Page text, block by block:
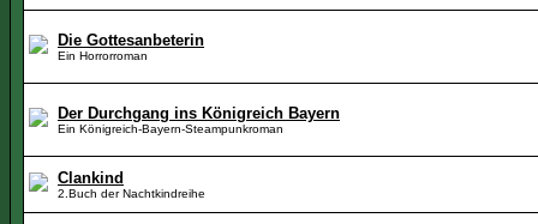
Die Gottesanbeterin
Ein Horrorroman
Der Durchgang ins Königreich Bayern
Ein Königreich-Bayern-Steampunkroman
Clankind
2.Buch der Nachtkindreihe